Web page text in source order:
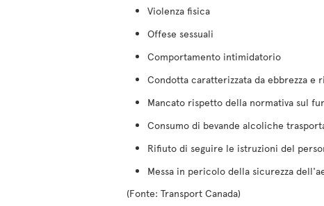
Violenza fisica
Offese sessuali
Comportamento intimidatorio
Condotta caratterizzata da ebbrezza e
Mancato rispetto della normativa sul
Consumo di bevande alcoliche
Rifiuto di seguire le istruzioni del
Messa in pericolo della sicurezza
(Fonte: Transport Canada)